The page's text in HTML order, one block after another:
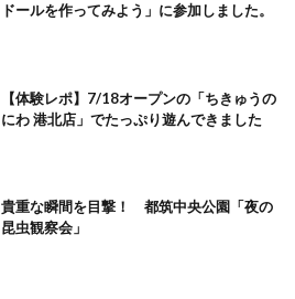
ドールを作ってみよう」に参加しました。
【体験レポ】7/18オープンの「ちきゅうの
にわ 港北店」でたっぷり遊んできました
貴重な瞬間を目撃！ 都筑中央公園「夜の
昆虫観察会」